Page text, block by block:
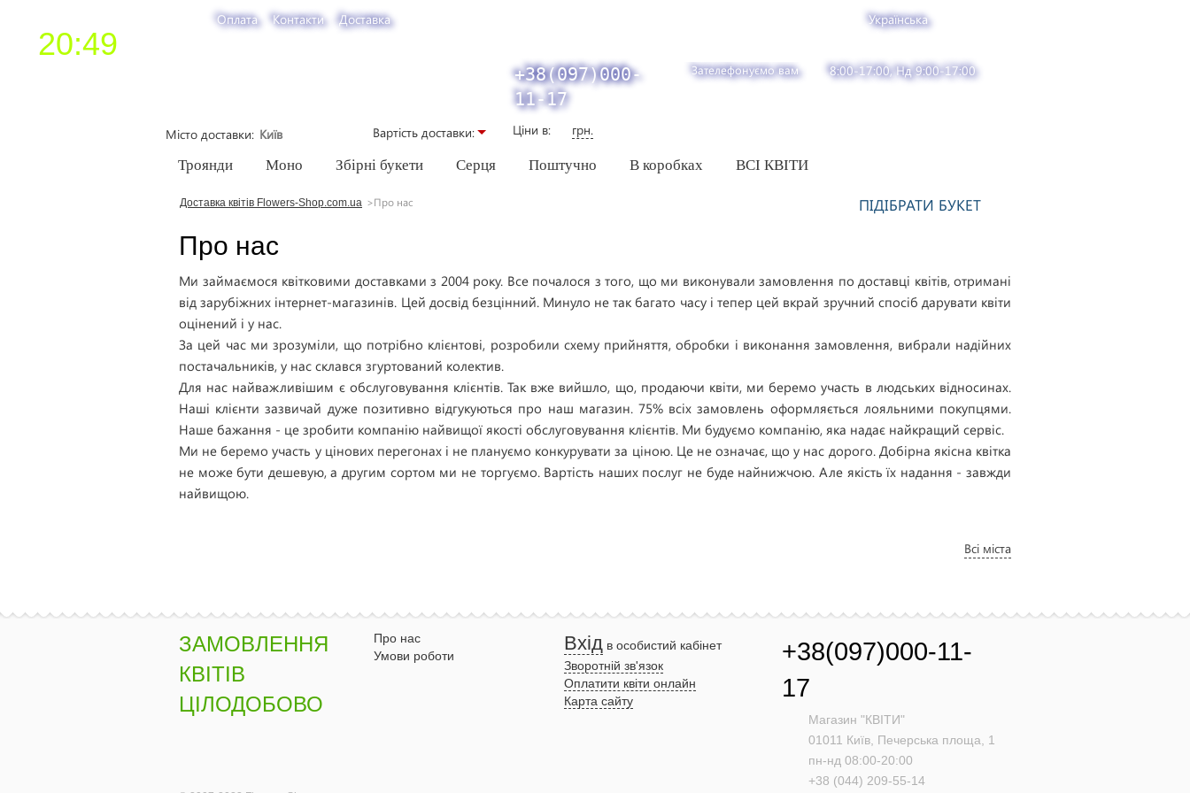
20:49
Оплата Контакти Доставка Українська
+38(097)000-
11-17
Зателефонуємо вам 8:00-17:00, Нд 9:00-17:00
Місто доставки Вартiсть доставки: Ціни в: грн.
Троянди Моно Збірні букети Серця Поштучно В коробках ВСІ КВІТИ
Доставка квітів Flowers-Shop.com.ua Про нас
Про нас
Ми займаємося квітковими доставками з 2004 року. Все почалося з того, що ми виконували замовлення по доставці квітів, отримані
від зарубіжних інтернет-магазинів. Цей досвід безцінний. Минуло не так багато часу і тепер цей вкрай зручний спосіб дарувати квіти
оцінений і у нас.
За цей час ми зрозуміли, що потрібно клієнтові, розробили схему прийняття, обробки і виконання замовлення, вибрали надійних
постачальників, у нас склався згуртований колектив.
Для нас найважливішим є обслуговування клієнтів. Так вже вийшло, що, продаючи квіти, ми беремо участь в людських відносинах.
Наші клієнти зазвичай дуже позитивно відгукуються про наш магазин. 75% всіх замовлень оформляється лояльними покупцями.
Наше бажання - це зробити компанію найвищої якості обслуговування клієнтів. Ми будуємо компанію, яка надає найкращий сервіс.
Ми не беремо участь у цінових перегонах і не плануємо конкурувати за ціною. Це не означає, що у нас дорого. Добірна якісна квітка
не може бути дешевую, а другим сортом ми не торгуємо. Вартість наших послуг не буде найнижчою. Але якість їх надання - завжди
найвищою.
ПІДІБРАТИ БУКЕТ
Всі міста
ЗАМОВЛЕННЯ
КВІТІВ
ЦІЛОДОБОВО
Про нас
Умови роботи
Вхід в особистий кабінет
Зворотній зв'язок
Оплатити квіти онлайн
Карта сайту
+38(097)000-11-
17
Магазин "КВІТИ"
01011 Київ, Печерська площа, 1
пн-нд 08:00-20:00
+38 (044) 209-55-14